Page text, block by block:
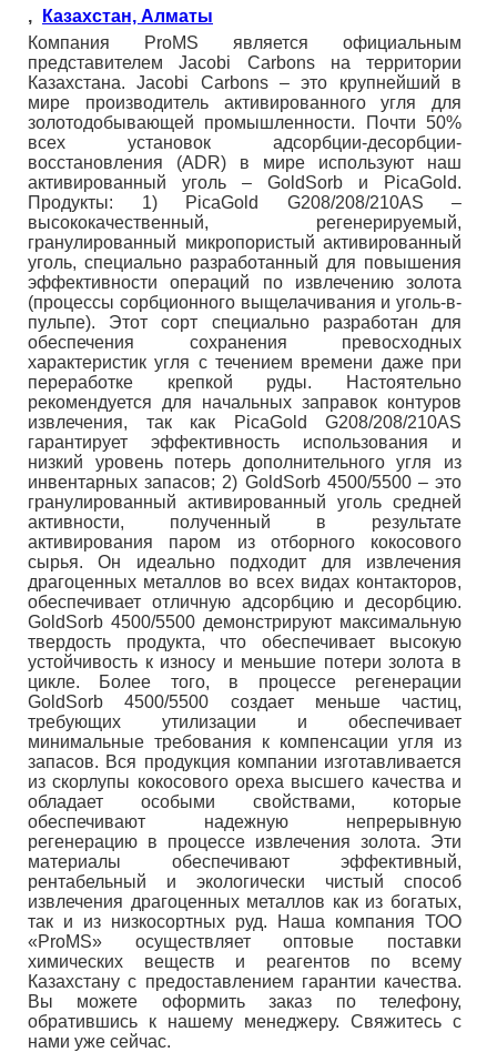
,
Казахстан, Алматы
Компания ProMS является официальным
представителем Jacobi Carbons на территории
Казахстана. Jacobi Carbons – это крупнейший в
мире производитель активированного угля для
золотодобывающей промышленности. Почти 50%
всех установок адсорбции-десорбции-
восстановления (ADR) в мире используют наш
активированный уголь – GoldSorb и PicaGold.
Продукты: 1) PicaGold G208/208/210AS –
высококачественный, регенерируемый,
гранулированный микропористый активированный
уголь, специально разработанный для повышения
эффективности операций по извлечению золота
(процессы сорбционного выщелачивания и уголь-в-
пульпе). Этот сорт специально разработан для
обеспечения сохранения превосходных
характеристик угля с течением времени даже при
переработке крепкой руды. Настоятельно
рекомендуется для начальных заправок контуров
извлечения, так как PicaGold G208/208/210AS
гарантирует эффективность использования и
низкий уровень потерь дополнительного угля из
инвентарных запасов; 2) GoldSorb 4500/5500 – это
гранулированный активированный уголь средней
активности, полученный в результате
активирования паром из отборного кокосового
сырья. Он идеально подходит для извлечения
драгоценных металлов во всех видах контакторов,
обеспечивает отличную адсорбцию и десорбцию.
GoldSorb 4500/5500 демонстрируют максимальную
твердость продукта, что обеспечивает высокую
устойчивость к износу и меньшие потери золота в
цикле. Более того, в процессе регенерации
GoldSorb 4500/5500 создает меньше частиц,
требующих утилизации и обеспечивает
минимальные требования к компенсации угля из
запасов. Вся продукция компании изготавливается
из скорлупы кокосового ореха высшего качества и
обладает особыми свойствами, которые
обеспечивают надежную непрерывную
регенерацию в процессе извлечения золота. Эти
материалы обеспечивают эффективный,
рентабельный и экологически чистый способ
извлечения драгоценных металлов как из богатых,
так и из низкосортных руд. Наша компания ТОО
«ProMS» осуществляет оптовые поставки
химических веществ и реагентов по всему
Казахстану с предоставлением гарантии качества.
Вы можете оформить заказ по телефону,
обратившись к нашему менеджеру. Свяжитесь с
нами уже сейчас.